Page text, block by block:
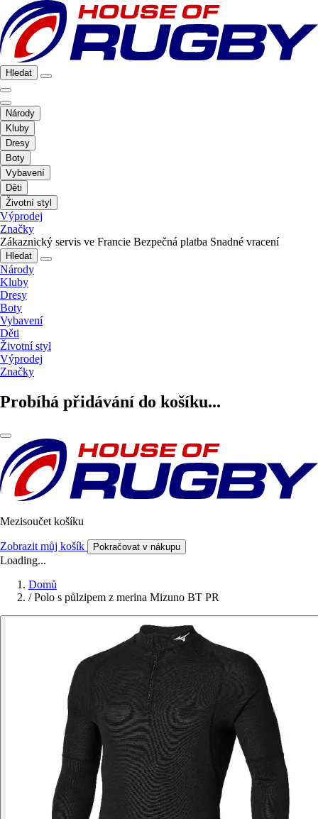
Hledat
Národy
Kluby
Dresy
Boty
Vybavení
Děti
Životní styl
Výprodej
Značky
Zákaznický servis ve Francie Bezpečná platba Snadné vracení
Hledat
Národy
Kluby
Dresy
Boty
Vybavení
Děti
Životní styl
Výprodej
Značky
Probíhá přidávání do košíku...
Mezisoučet košíku
Zobrazit můj košík Pokračovat v nákupu
Loading...
Domů
/ Polo s půlzipem z merina Mizuno BT PR